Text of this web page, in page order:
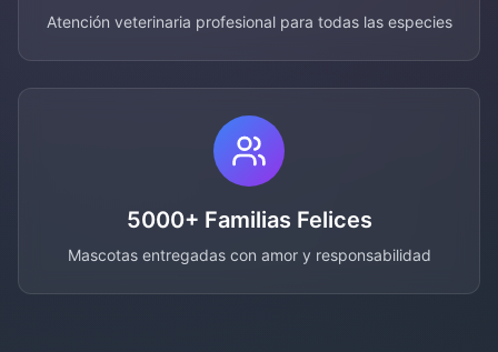
Atención veterinaria profesional para todas las especies
5000+ Familias Felices
Mascotas entregadas con amor y responsabilidad